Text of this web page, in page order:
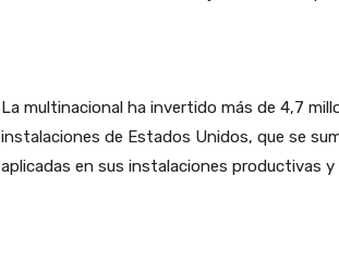
La multinacional ha invertido más de 4,7
instalaciones de Estados Unidos, que se
aplicadas en sus instalaciones productivas